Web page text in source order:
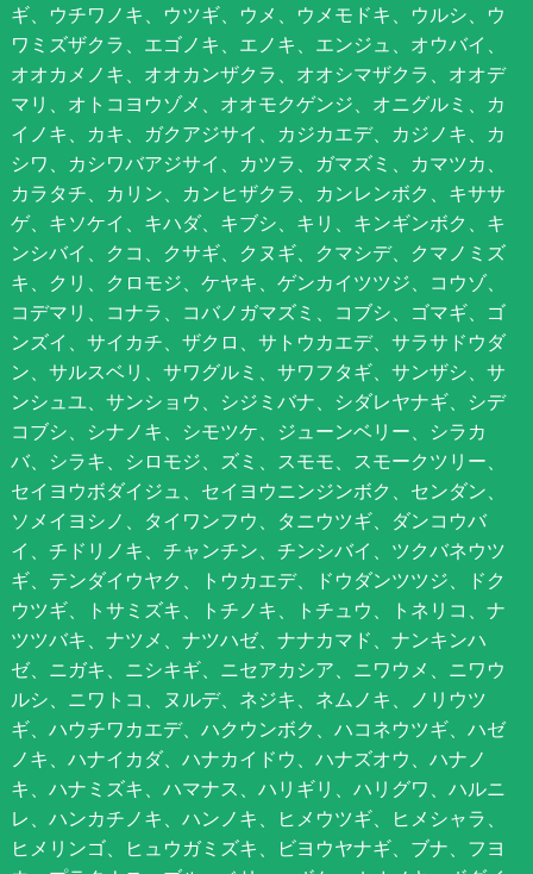
ギ、ウチワノキ、ウツギ、ウメ、ウメモドキ、ウルシ、ウ
ワミズザクラ、エゴノキ、エノキ、エンジュ、オウバイ、
オオカメノキ、オオカンザクラ、オオシマザクラ、オオデ
マリ、オトコヨウゾメ、オオモクゲンジ、オニグルミ、カ
イノキ、カキ、ガクアジサイ、カジカエデ、カジノキ、カ
シワ、カシワバアジサイ、カツラ、ガマズミ、カマツカ、
カラタチ、カリン、カンヒザクラ、カンレンボク、キササ
ゲ、キソケイ、キハダ、キブシ、キリ、キンギンボク、キ
ンシバイ、クコ、クサギ、クヌギ、クマシデ、クマノミズ
キ、クリ、クロモジ、ケヤキ、ゲンカイツツジ、コウゾ、
コデマリ、コナラ、コバノガマズミ、コブシ、ゴマギ、ゴ
ンズイ、サイカチ、ザクロ、サトウカエデ、サラサドウダ
ン、サルスベリ、サワグルミ、サワフタギ、サンザシ、サ
ンシュユ、サンショウ、シジミバナ、シダレヤナギ、シデ
コブシ、シナノキ、シモツケ、ジューンベリー、シラカ
バ、シラキ、シロモジ、ズミ、スモモ、スモークツリー、
セイヨウボダイジュ、セイヨウニンジンボク、センダン、
ソメイヨシノ、タイワンフウ、タニウツギ、ダンコウバ
イ、チドリノキ、チャンチン、チンシバイ、ツクバネウツ
ギ、テンダイウヤク、トウカエデ、ドウダンツツジ、ドク
ウツギ、トサミズキ、トチノキ、トチュウ、トネリコ、ナ
ツツバキ、ナツメ、ナツハゼ、ナナカマド、ナンキンハ
ゼ、ニガキ、ニシキギ、ニセアカシア、ニワウメ、ニワウ
ルシ、ニワトコ、ヌルデ、ネジキ、ネムノキ、ノリウツ
ギ、ハウチワカエデ、ハクウンボク、ハコネウツギ、ハゼ
ノキ、ハナイカダ、ハナカイドウ、ハナズオウ、ハナノ
キ、ハナミズキ、ハマナス、ハリギリ、ハリグワ、ハルニ
レ、ハンカチノキ、ハンノキ、ヒメウツギ、ヒメシャラ、
ヒメリンゴ、ヒュウガミズキ、ビヨウヤナギ、ブナ、フヨ